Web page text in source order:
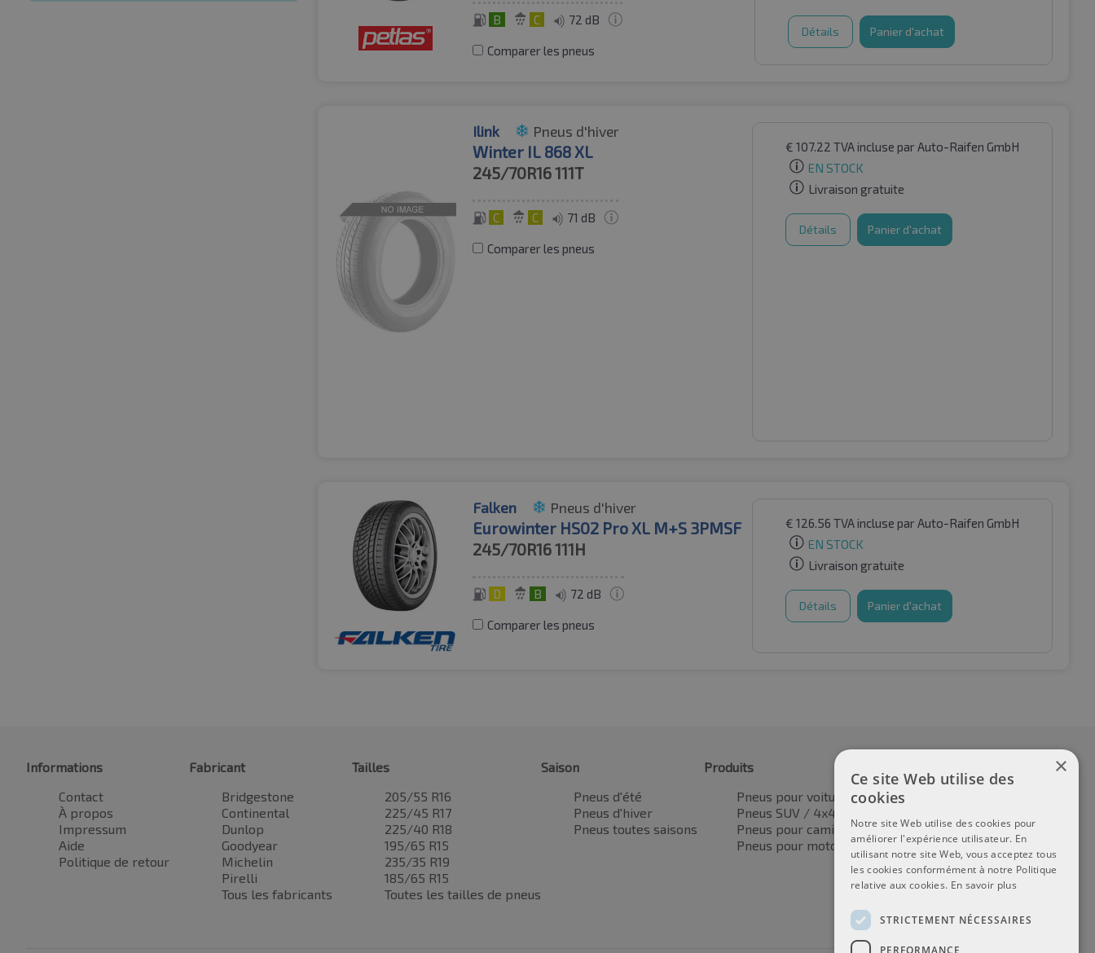
B C 72 dB
Comparer les pneus
Détails Panier d'achat
Ilink Pneus d'hiver
Winter IL 868 XL
245/70R16111T
C C 71 dB
Comparer les pneus
€ 107.22 TVA incluse par Auto-Raifen GmbH
EN STOCK
Livraison gratuite
Détails Panier d'achat
Falken Pneus d'hiver
Eurowinter HS02 Pro XL M+S 3PMSF
245/70R16111H
D B 72 dB
Comparer les pneus
€ 126.56 TVA incluse par Auto-Raifen GmbH
EN STOCK
Livraison gratuite
Détails Panier d'achat
Informations
Contact
À propos
Impressum
Aide
Politique de retour
Fabricant
Bridgestone
Continental
Dunlop
Goodyear
Michelin
Pirelli
Tous les fabricants
Tailles
205/55 R16
225/45 R17
225/40 R18
195/65 R15
235/35 R19
185/65 R15
Toutes les tailles de pneus
Saison
Pneus d'été
Pneus d'hiver
Pneus toutes saisons
Produits
Pneus pour voitures
Pneus SUV / 4x4
Pneus pour camionnettes
Pneus pour motos
×
Ce site Web utilise des
cookies
Notre site Web utilise des cookies pour
améliorer l'expérience utilisateur. En
utilisant notre site Web, vous acceptez tous
les cookies conformément à notre Politique
relative aux cookies. En savoir plus
STRICTEMENT NÉCESSAIRES
PERFORMANCE